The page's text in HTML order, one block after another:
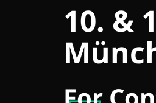
10. &